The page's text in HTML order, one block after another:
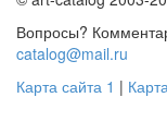
Вопросы?
catalog@mail.ru
Карта сайта 1 |